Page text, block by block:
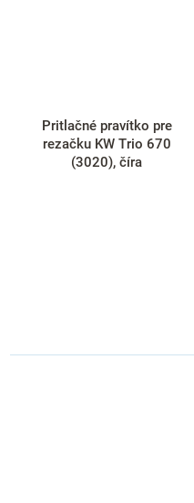
Pritlačné pravítko pre
rezačku KW Trio 670
(3020), číra